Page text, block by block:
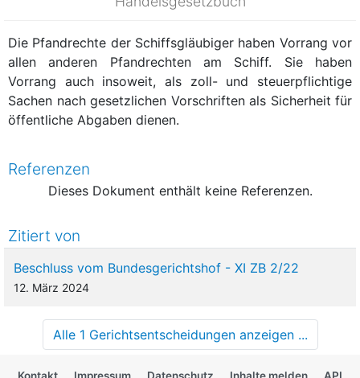
Die Pfandrechte der Schiffsgläubiger haben Vorrang vor
allen anderen Pfandrechten am Schiff. Sie haben
Vorrang auch insoweit, als zoll- und steuerpflichtige
Sachen nach gesetzlichen Vorschriften als Sicherheit für
öffentliche Abgaben dienen.
Referenzen
Dieses Dokument enthält keine Referenzen.
Zitiert von
Beschluss vom Bundesgerichtshof - XI ZB 2/22
12. März 2024
Alle 1 Gerichtsentscheidungen anzeigen ...
Kontakt Impressum Datenschutz Inhalte melden API